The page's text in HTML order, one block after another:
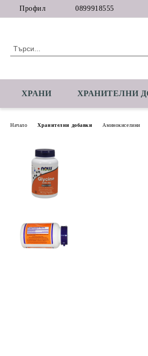
Профил 0899918555
ХРАНИ ХРАНИТЕЛНИ
Начало Хранителни добавки Аминокиселини